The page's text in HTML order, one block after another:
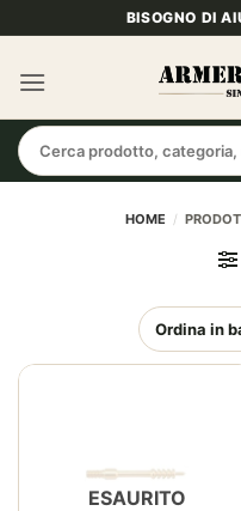
ai
contenuti
BISOGNO DI
Cerca:
HOME /
ESAURITO